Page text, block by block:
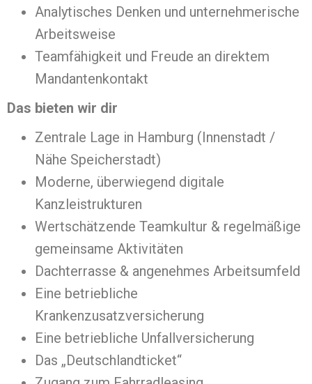
Analytisches Denken und unternehmerische
Arbeitsweise
Teamfähigkeit und Freude an direktem
Mandantenkontakt
Das bieten wir dir
Zentrale Lage in Hamburg (Innenstadt /
Nähe Speicherstadt)
Moderne, überwiegend digitale
Kanzleistrukturen
Wertschätzende Teamkultur & regelmäßige
gemeinsame Aktivitäten
Dachterrasse & angenehmes Arbeitsumfeld
Eine betriebliche
Krankenzusatzversicherung
Eine betriebliche Unfallversicherung
Das „Deutschlandticket“